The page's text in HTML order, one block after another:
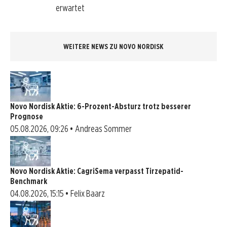
erwartet
WEITERE NEWS ZU NOVO NORDISK
Novo Nordisk Aktie: 6-Prozent-Absturz trotz besserer
Prognose
05.08.2026, 09:26 • Andreas Sommer
Novo Nordisk Aktie: CagriSema verpasst Tirzepatid-
Benchmark
04.08.2026, 15:15 • Felix Baarz